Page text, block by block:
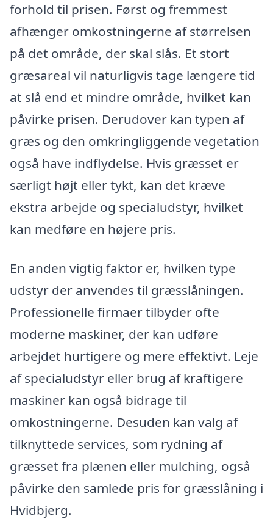
forhold til prisen. Først og fremmest
afhænger omkostningerne af størrelsen
på det område, der skal slås. Et stort
græsareal vil naturligvis tage længere tid
at slå end et mindre område, hvilket kan
påvirke prisen. Derudover kan typen af
græs og den omkringliggende vegetation
også have indflydelse. Hvis græsset er
særligt højt eller tykt, kan det kræve
ekstra arbejde og specialudstyr, hvilket
kan medføre en højere pris.
En anden vigtig faktor er, hvilken type
udstyr der anvendes til græsslåningen.
Professionelle firmaer tilbyder ofte
moderne maskiner, der kan udføre
arbejdet hurtigere og mere effektivt. Leje
af specialudstyr eller brug af kraftigere
maskiner kan også bidrage til
omkostningerne. Desuden kan valg af
tilknyttede services, som rydning af
græsset fra plænen eller mulching, også
påvirke den samlede pris for græsslåning i
Hvidbjerg.